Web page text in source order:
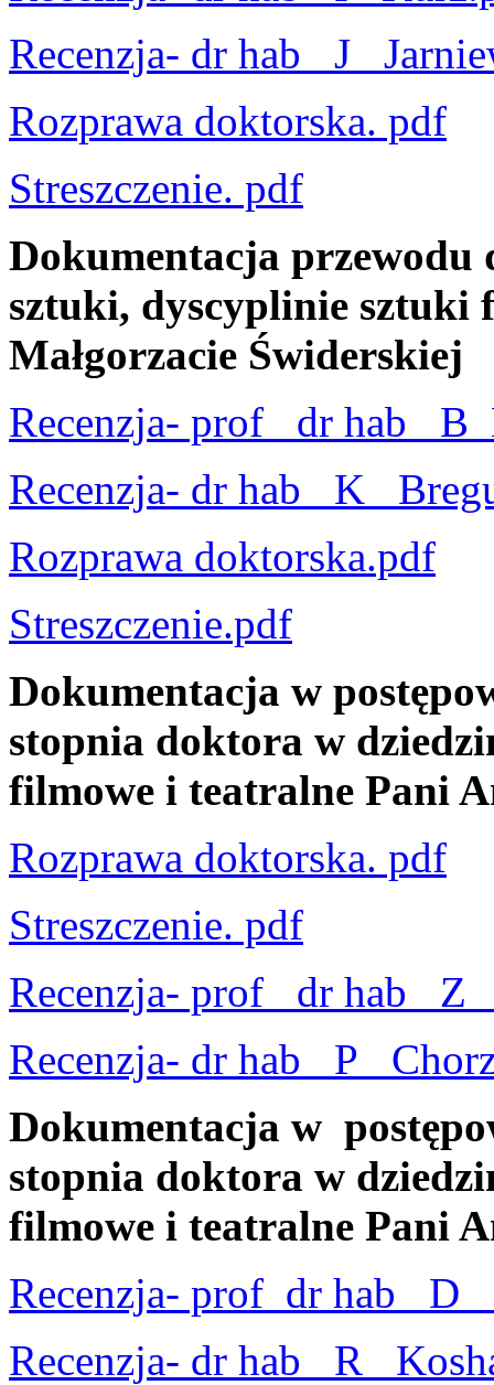
Recenzja- dr hab_ J_
Rozprawa doktorska. pdf
Streszczenie. pdf
Dokumentacja przewodu
sztuki, dyscyplinie sztuki
Małgorzacie Świderskiej
Recenzja- prof_ dr hab_
Recenzja- dr hab_ K_
Rozprawa doktorska.pdf
Streszczenie.pdf
Dokumentacja w
stopnia doktora w
filmowe i teatralne Pani
Rozprawa doktorska. pdf
Streszczenie. pdf
Recenzja- prof_ dr hab_
Recenzja- dr hab_ P_
Dokumentacja w
stopnia doktora w
filmowe i teatralne Pani
Recenzja- prof_dr hab_
Recenzja- dr hab_ R_